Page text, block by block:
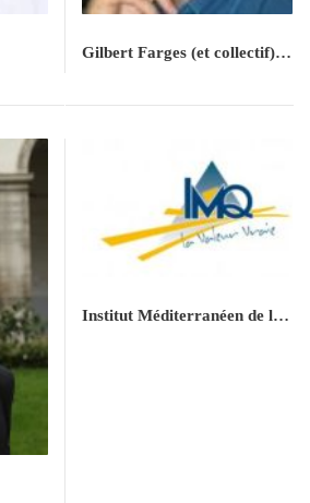
Gilbert Farges (et collectif)
Institut Méditerranéen de la